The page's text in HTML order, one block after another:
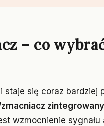
– co
się coraz bardziej
zintegrowany
wzmocnienie sygnału